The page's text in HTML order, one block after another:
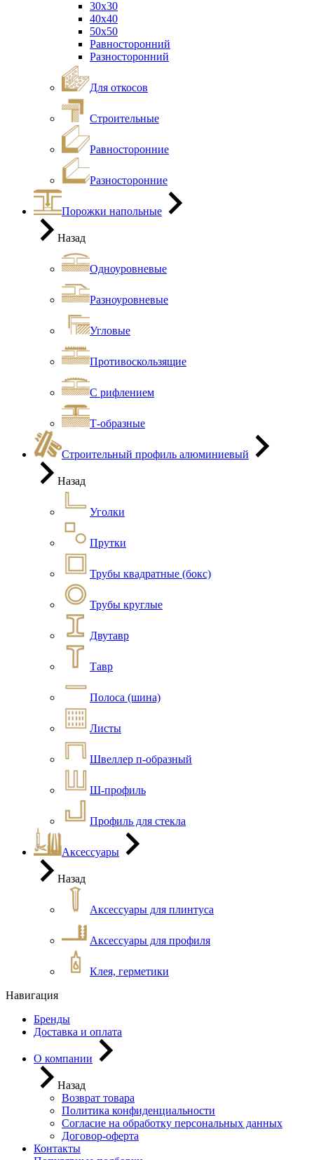
30х30
40х40
50х50
Равносторонний
Разносторонний
Для откосов
Строительные
Равносторонние
Разносторонние
Порожки напольные
Назад
Одноуровневые
Разноуровневые
Угловые
Противоскользящие
С рифлением
Т-образные
Строительный профиль алюминиевый
Назад
Уголки
Прутки
Трубы квадратные (бокс)
Трубы круглые
Двутавр
Тавр
Полоса (шина)
Листы
Швеллер п-образный
Ш-профиль
Профиль для стекла
Аксессуары
Назад
Аксессуары для плинтуса
Аксессуары для профиля
Клея, герметики
Навигация
Бренды
Доставка и оплата
О компании
Назад
Возврат товара
Политика конфиденциальности
Согласие на обработку персональных данных
Договор-оферта
Контакты